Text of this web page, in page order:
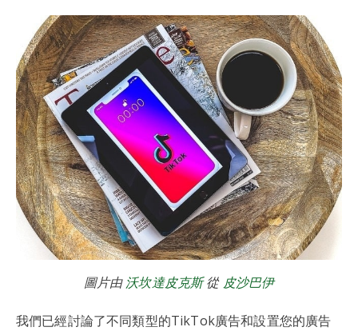
圖片由沃坎達皮克斯從 皮沙巴伊
我們已經討論了不同類型的TikTok廣告和設置您的廣告